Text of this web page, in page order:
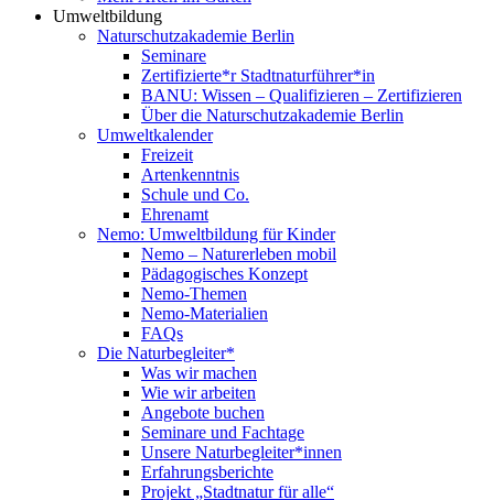
Umweltbildung
Naturschutzakademie Berlin
Seminare
Zertifizierte*r Stadtnaturführer*in
BANU: Wissen – Qualifizieren – Zertifizieren
Über die Naturschutzakademie Berlin
Umweltkalender
Freizeit
Artenkenntnis
Schule und Co.
Ehrenamt
Nemo: Umweltbildung für Kinder
Nemo – Naturerleben mobil
Pädagogisches Konzept
Nemo-Themen
Nemo-Materialien
FAQs
Die Naturbegleiter*
Was wir machen
Wie wir arbeiten
Angebote buchen
Seminare und Fachtage
Unsere Naturbegleiter*innen
Erfahrungsberichte
Projekt „Stadtnatur für alle“